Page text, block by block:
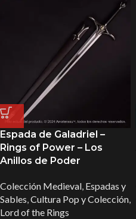
Espada de Galadriel –
Rings of Power – Los
Anillos de Poder
Colección Medieval, Espadas y
Sables,Cultura Pop y Colección,
Lord of the Rings